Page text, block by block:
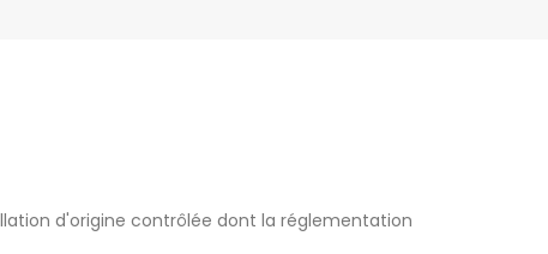
d'origine contrôlée dont la réglementation